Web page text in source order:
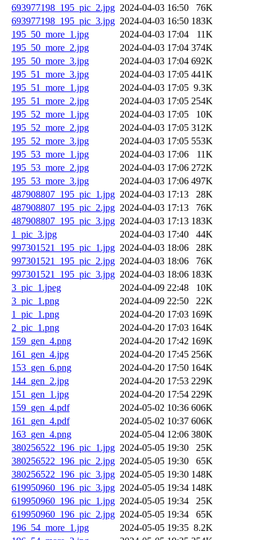
693977198_195_pic_2.jpg 2024-04-03 16:50
76K
693977198_195_pic_3.jpg 2024-04-03 16:50 183K
195_50_more_1.jpg
2024-04-03 17:04
11K
195_50_more_2.jpg
2024-04-03 17:04 374K
195_50_more_3.jpg
2024-04-03 17:04 692K
195_51_more_3.jpg
2024-04-03 17:05 441K
195_51_more_1.jpg
2024-04-03 17:05 9.3K
195_51_more_2.jpg
2024-04-03 17:05 254K
195_52_more_1.jpg
2024-04-03 17:05
10K
195_52_more_2.jpg
2024-04-03 17:05 312K
195_52_more_3.jpg
2024-04-03 17:05 553K
195_53_more_1.jpg
2024-04-03 17:06
11K
195_53_more_2.jpg
2024-04-03 17:06 272K
195_53_more_3.jpg
2024-04-03 17:06 497K
487908807_195_pic_1.jpg 2024-04-03 17:13
28K
487908807_195_pic_2.jpg 2024-04-03 17:13
76K
487908807_195_pic_3.jpg 2024-04-03 17:13 183K
1_pic_3.jpg
2024-04-03 17:40
44K
997301521_195_pic_1.jpg 2024-04-03 18:06
28K
997301521_195_pic_2.jpg 2024-04-03 18:06
76K
997301521_195_pic_3.jpg 2024-04-03 18:06 183K
3_pic_1.jpeg
2024-04-09 22:48
10K
3_pic_1.png
2024-04-09 22:50
22K
1_pic_1.png
2024-04-20 17:03 169K
2_pic_1.png
2024-04-20 17:03 164K
159_gen_4.png
2024-04-20 17:42 169K
161_gen_4.jpg
2024-04-20 17:45 256K
153_gen_6.png
2024-04-20 17:50 164K
144_gen_2.jpg
2024-04-20 17:53 229K
151_gen_1.jpg
2024-04-20 17:54 229K
159_gen_4.pdf
2024-05-02 10:36 606K
161_gen_4.pdf
2024-05-02 10:37 606K
163_gen_4.png
2024-05-04 12:06 380K
380256522_196_pic_1.jpg 2024-05-05 19:30
25K
380256522_196_pic_2.jpg 2024-05-05 19:30
65K
380256522_196_pic_3.jpg 2024-05-05 19:30 148K
619950960_196_pic_3.jpg 2024-05-05 19:34 148K
619950960_196_pic_1.jpg 2024-05-05 19:34
25K
619950960_196_pic_2.jpg 2024-05-05 19:34
65K
196_54_more_1.jpg
2024-05-05 19:35 8.2K